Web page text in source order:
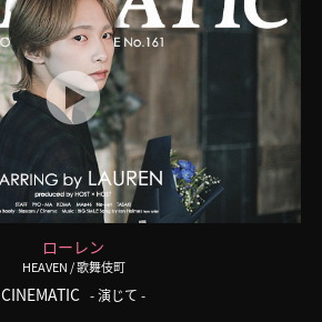
ローレン
HEAVEN/ 歌舞伎町
CINEMATIC - 演じて -